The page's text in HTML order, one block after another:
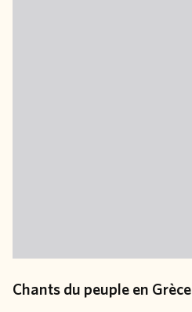
Chants du peuple en Grèce